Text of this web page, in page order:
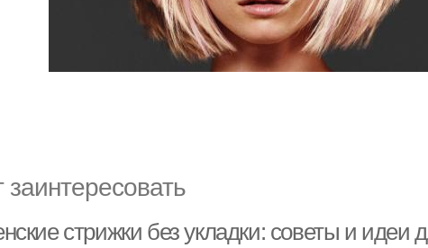
стрижки без укладки: советы и идеи